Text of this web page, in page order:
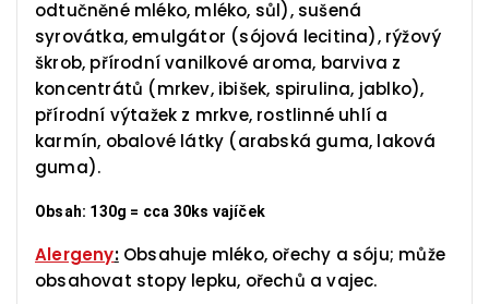
odtučněné mléko, mléko, sůl), sušená
syrovátka, emulgátor (sójová lecitina), rýžový
škrob, přírodní vanilkové aroma, barviva z
koncentrátů (mrkev, ibišek, spirulina, jablko),
přírodní výtažek z mrkve, rostlinné uhlí a
karmín, obalové látky (arabská guma, laková
guma).
Obsah: 130g = cca 30ks vajíček
Alergeny:Obsahuje mléko, ořechy a sóju; může
obsahovat stopy lepku, ořechů a vajec.